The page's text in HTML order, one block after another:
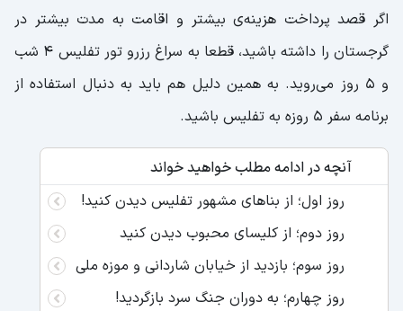
اگر قصد پرداخت هزینه‌ی بیشتر و اقامت به مدت بیشتر در
گرجستان را داشته باشید، قطعا به سراغ رزرو تور تفلیس 4 شب
و 5 روز می‌روید. به همین دلیل هم باید به دنبال استفاده از
برنامه سفر 5 روزه به تفلیس باشید.
آنچه در ادامه مطلب خواهید خواند
روز اول؛ از بناهای مشهور تفلیس دیدن کنید!
روز دوم؛ از کلیسای محبوب دیدن کنید
روز سوم؛ بازدید از خیابان شاردانی و موزه ملی
روز چهارم؛ به دوران جنگ سرد بازگردید!